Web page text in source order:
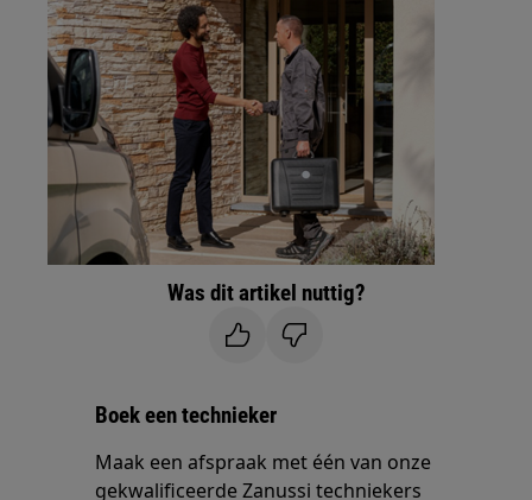
Was dit artikel nuttig?
Boek een technieker
Maak een afspraak met één van onze
gekwalificeerde Zanussi techniekers